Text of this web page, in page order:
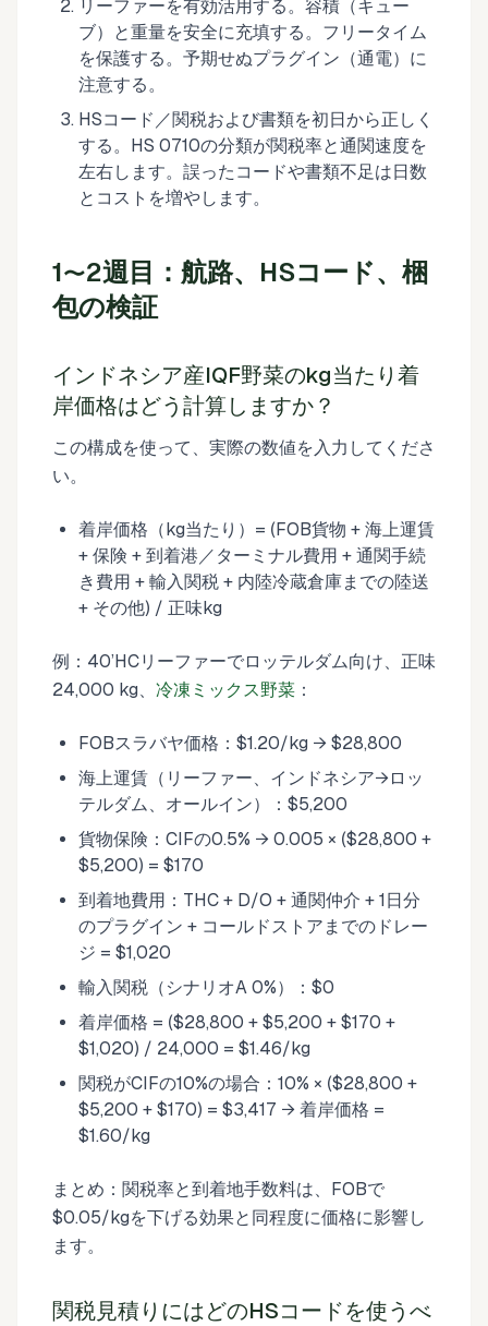
リーファーを有効活用する。容積（キュー
ブ）と重量を安全に充填する。フリータイム
を保護する。予期せぬプラグイン（通電）に
注意する。
HSコード／関税および書類を初日から正しく
する。HS 0710の分類が関税率と通関速度を
左右します。誤ったコードや書類不足は日数
とコストを増やします。
1〜2週目：航路、HSコード、梱
包の検証
インドネシア産IQF野菜のkg当たり着
岸価格はどう計算しますか？
この構成を使って、実際の数値を入力してくださ
い。
着岸価格（kg当たり）= (FOB貨物 + 海上運賃
+ 保険 + 到着港／ターミナル費用 + 通関手続
き費用 + 輸入関税 + 内陸冷蔵倉庫までの陸送
+ その他) / 正味kg
例：40’HCリーファーでロッテルダム向け、正味
24,000 kg、 冷凍ミックス野菜 ：
FOBスラバヤ価格：$1.20/kg → $28,800
海上運賃（リーファー、インドネシア→ロッ
テルダム、オールイン）：$5,200
貨物保険：CIFの0.5% → 0.005 × ($28,800 +
$5,200) = $170
到着地費用：THC + D/O + 通関仲介 + 1日分
のプラグイン + コールドストアまでのドレー
ジ = $1,020
輸入関税（シナリオA 0%）：$0
着岸価格 = ($28,800 + $5,200 + $170 +
$1,020) / 24,000 = $1.46/kg
関税がCIFの10%の場合：10% × ($28,800 +
$5,200 + $170) = $3,417 → 着岸価格 =
$1.60/kg
まとめ：関税率と到着地手数料は、FOBで
$0.05/kgを下げる効果と同程度に価格に影響し
ます。
関税見積りにはどのHSコードを使うべ